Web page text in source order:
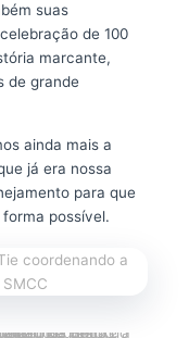
suas
de 100
marcante,
de grande
ainda mais a
já era nossa
para que
possível.